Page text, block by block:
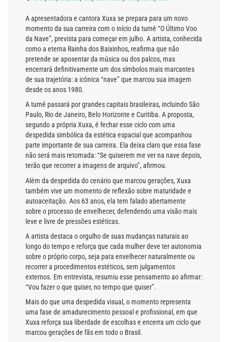
A apresentadora e cantora Xuxa se prepara para um novo
momento da sua carreira com o início da turnê “O Último Voo
da Nave”, prevista para começar em julho. A artista, conhecida
como a eterna Rainha dos Baixinhos, reafirma que não
pretende se aposentar da música ou dos palcos, mas
encerrará definitivamente um dos símbolos mais marcantes
de sua trajetória: a icônica “nave” que marcou sua imagem
desde os anos 1980.
A turnê passará por grandes capitais brasileiras, incluindo São
Paulo, Rio de Janeiro, Belo Horizonte e Curitiba. A proposta,
segundo a própria Xuxa, é fechar esse ciclo com uma
despedida simbólica da estética espacial que acompanhou
parte importante de sua carreira. Ela deixa claro que essa fase
não será mais retomada: “Se quiserem me ver na nave depois,
terão que recorrer a imagens de arquivo”, afirmou.
Além da despedida do cenário que marcou gerações, Xuxa
também vive um momento de reflexão sobre maturidade e
autoaceitação. Aos 63 anos, ela tem falado abertamente
sobre o processo de envelhecer, defendendo uma visão mais
leve e livre de pressões estéticas.
A artista destaca o orgulho de suas mudanças naturais ao
longo do tempo e reforça que cada mulher deve ter autonomia
sobre o próprio corpo, seja para envelhecer naturalmente ou
recorrer a procedimentos estéticos, sem julgamentos
externos. Em entrevista, resumiu esse pensamento ao afirmar:
“Vou fazer o que quiser, no tempo que quiser”.
Mais do que uma despedida visual, o momento representa
uma fase de amadurecimento pessoal e profissional, em que
Xuxa reforça sua liberdade de escolhas e encerra um ciclo que
marcou gerações de fãs em todo o Brasil.